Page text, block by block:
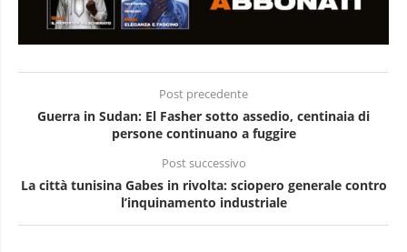
Post precedente
Guerra in Sudan: El Fasher sotto assedio, centinaia di
persone continuano a fuggire
Post successivo
La città tunisina Gabes in rivolta: sciopero generale contro
l’inquinamento industriale